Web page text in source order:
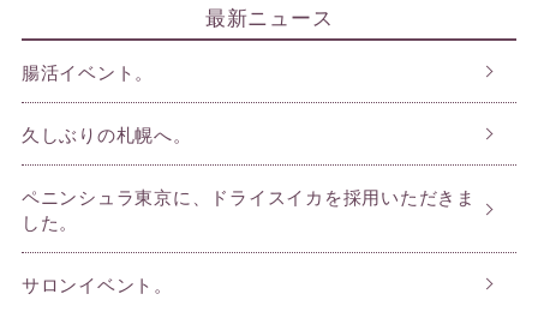
最新ニュース
腸活イベント。
久しぶりの札幌へ。
ペニンシュラ東京に、ドライスイカを採用いただきま
した。
サロンイベント。